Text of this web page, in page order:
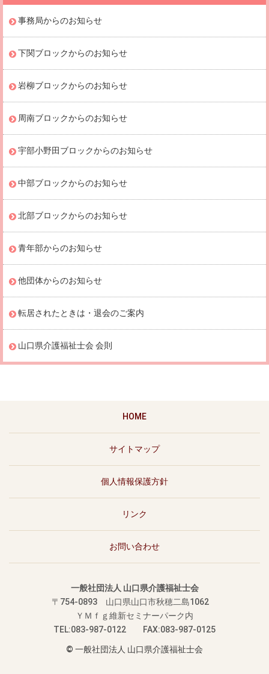
事務局からのお知らせ
下関ブロックからのお知らせ
岩柳ブロックからのお知らせ
周南ブロックからのお知らせ
宇部小野田ブロックからのお知らせ
中部ブロックからのお知らせ
北部ブロックからのお知らせ
青年部からのお知らせ
他団体からのお知らせ
転居されたときは・退会のご案内
山口県介護福祉士会 会則
HOME
サイトマップ
個人情報保護方針
リンク
お問い合わせ
一般社団法人 山口県介護福祉士会
〒754-0893 山口県山口市秋穂二島1062
ＹＭｆｇ維新セミナーパーク内
TEL:083-987-0122 FAX:083-987-0125
© 一般社団法人 山口県介護福祉士会